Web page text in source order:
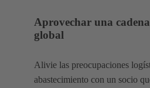
Aprovechar una
global
Alivie las preocupaciones
abastecimiento con un socio